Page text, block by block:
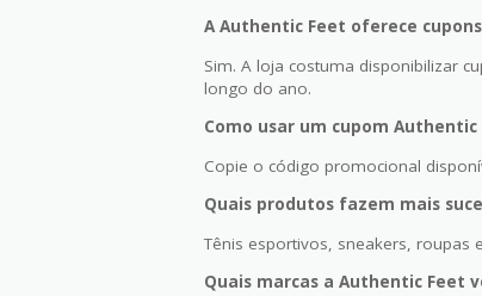
A Authentic Feet oferece
Sim. A loja costuma disponibilizar
longo do ano.
Como usar um cupom Authentic
Copie o código promocional
Quais produtos fazem mais
Tênis esportivos, sneakers, roupas
Quais marcas a Authentic Feet